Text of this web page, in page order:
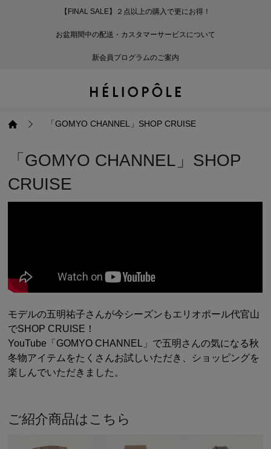
【FINAL SALE】２点以上の購入で更にお得！
お盆期間中の配送・カスタマーサービスについて
新会員プログラムのご案内
ジャケット・アウター
トップス
パンツ
スカート
シューズ
アクセサリー
ファッション雑貨
戻る
コート（29）
ジャケット（34）
ブルゾン（25）
戻る
Tシャツ・カットソ
シャツ・ブラウス（
ニット（168）
パンツ
戻る
パンツ（169）
スカート
戻る
スカート（90）
ワンピース
戻る
ワンピース（67）
戻る
サンダル（31）
パンプス（4）
ブーツ（6）
戻る
トートバッグ（22）
ショルダーバッグ（
かごバッグ（1）
ファッション雑貨
戻る
傘（10）
帽子（19）
ヘアアクセサリー（
（41）
その他（2）
アクセサリー
戻る
ネックレス（9）
ピアス・イヤリング
その他アクセサリー
ジャケット・アウター
トップス
パンツ
スカート
シューズ
アクセサリー
ファッション雑貨
ジャケット・アウター
戻る
コート
ジャケット
ブルゾン
トップス
戻る
Tシャツ・カットソー
シャツ・ブラウス
ニット
パンツ
スカート
戻る
サンダル
パンプス
ブーツ
バッグ
戻る
トートバッグ
ショルダーバッグ
かごバッグ
ファッション雑貨
戻る
傘
帽子
ヘアアクセサリー
その他
アクセサリー
戻る
ネックレス
ピアス・イヤリング
その他アクセサリー
「GOMYO CHANNEL」SHOP CRUISE
「GOMYO CHANNEL」SHOP
CRUISE
モデルの五明祐子さんが今シーズンもエリオポール代官山
でSHOP CRUISE！
YouTube「GOMYO CHANNEL」で五明さんの気になる秋
冬物アイテムをたくさんお試しいただき、ショッピングを
楽しんでいただきました。
ご紹介商品はこちら